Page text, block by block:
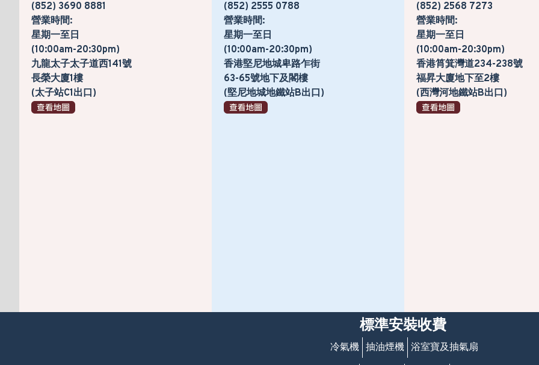
(852) 3690 8881
營業時間:
星期一至日
(10:00am-20:30pm)
九龍太子太子道西141號
長榮大廈1樓
(太子站C1出口)
(852) 2555 0788
營業時間:
星期一至日
(10:00am-20:30pm)
香港堅尼地城卑路乍街
63-65號地下及閣樓
(堅尼地城地鐵站B出口)
(852) 2568 7273
營業時間:
星期一至日
(10:00am-20:30pm)
香港筲箕灣道234-238號
福昇大廈地下至2樓
(西灣河地鐵站B出口)
標準安裝收費
冷氣機 抽油煙機 浴室寶及抽氣扇